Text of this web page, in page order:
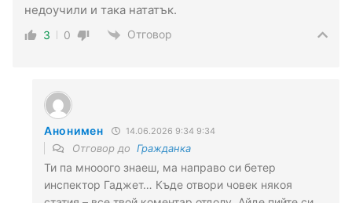
недоучили и така нататък.
3 0 Отговор
Анонимен 14.06.2026 9:34 9:34
Отговор до Гражданка
Ти па мнооого знаеш, ма направо си бетер
инспектор Гаджет… Къде отвори човек някоя